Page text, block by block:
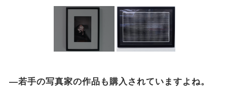
―若手の写真家の作品も購入されていますよね。